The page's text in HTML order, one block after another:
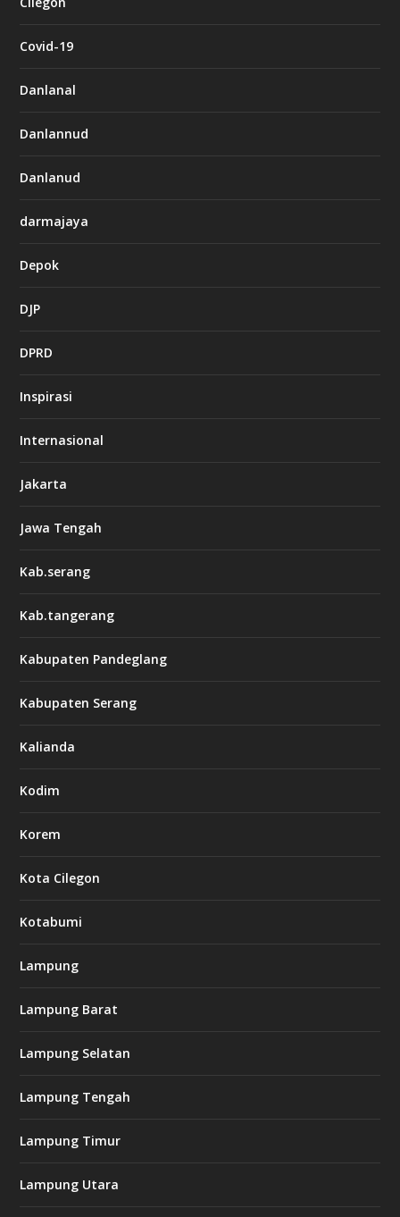
Covid-19
Danlanal
Danlannud
Danlanud
darmajaya
Depok
DJP
DPRD
Inspirasi
Internasional
Jakarta
Jawa Tengah
Kab.serang
Kab.tangerang
Kabupaten Pandeglang
Kabupaten Serang
Kalianda
Kodim
Korem
Kota Cilegon
Kotabumi
Lampung
Lampung Barat
Lampung Selatan
Lampung Tengah
Lampung Timur
Lampung Utara